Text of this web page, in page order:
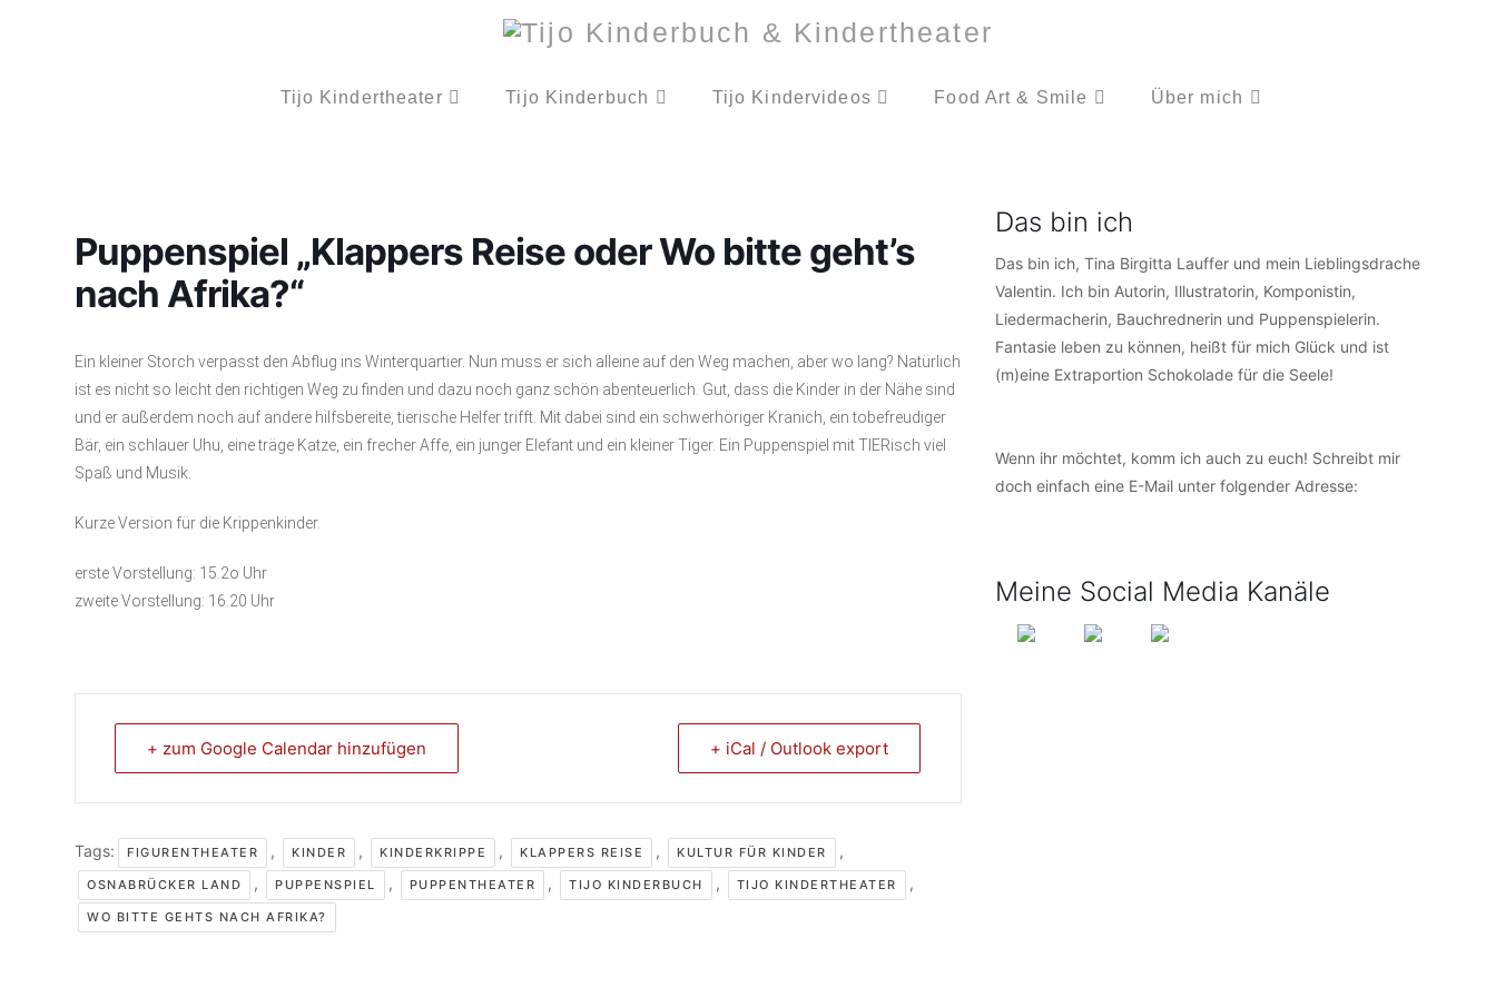
Tijo Kindertheater Tijo Kinderbuch Tijo Kindervideos Food Art & Smile Über mich
Puppenspiel „Klappers Reise oder Wo bitte geht’s
nach Afrika?“
Ein kleiner Storch verpasst den Abflug ins Winterquartier. Nun muss er sich alleine auf den Weg machen, aber wo lang? Natürlich
ist es nicht so leicht den richtigen Weg zu finden und dazu noch ganz schön abenteuerlich. Gut, dass die Kinder in der Nähe sind
und er außerdem noch auf andere hilfsbereite, tierische Helfer trifft. Mit dabei sind ein schwerhöriger Kranich, ein tobefreudiger
Bär, ein schlauer Uhu, eine träge Katze, ein frecher Affe, ein junger Elefant und ein kleiner Tiger. Ein Puppenspiel mit TIERisch viel
Spaß und Musik.
Kurze Version für die Krippenkinder.
erste Vorstellung: 15.2o Uhr
zweite Vorstellung: 16.20 Uhr
+ zum Google Calendar hinzufügen + iCal / Outlook export
Tags: FIGURENTHEATER , KINDER , KINDERKRIPPE , KLAPPERS REISE , KULTUR FÜR KINDER ,
OSNABRÜCKER LAND , PUPPENSPIEL , PUPPENTHEATER , TIJO KINDERBUCH , TIJO KINDERTHEATER ,
WO BITTE GEHTS NACH AFRIKA?
Das bin ich
Das bin ich, Tina Birgitta Lauffer und mein Lieblingsdrache
Valentin. Ich bin Autorin, Illustratorin, Komponistin,
Liedermacherin, Bauchrednerin und Puppenspielerin.
Fantasie leben zu können, heißt für mich Glück und ist
(m)eine Extraportion Schokolade für die Seele!
Wenn ihr möchtet, komm ich auch zu euch! Schreibt mir
doch einfach eine E-Mail unter folgender Adresse:
Meine Social Media Kanäle